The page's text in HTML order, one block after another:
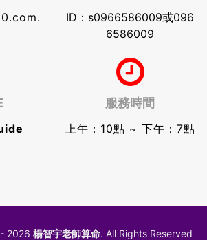
ID：s0966586009或096
6586009
服務時間
上午：10點 ~ 下午：7點
2026 楊智宇老師算命. All Rights Reserved